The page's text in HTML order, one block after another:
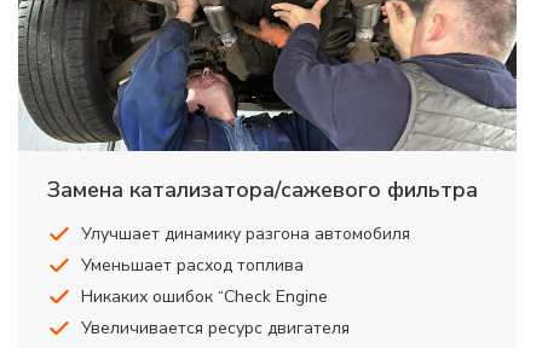
Замена катализатора/сажевого фильтра
Улучшает динамику разгона автомобиля
Уменьшает расход топлива
Никаких ошибок “Check Engine
Увеличивается ресурс двигателя